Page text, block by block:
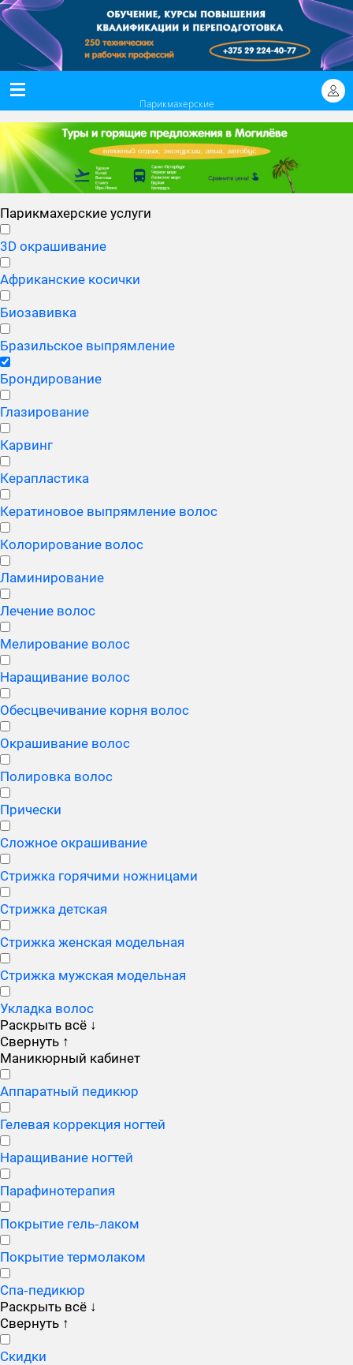
Парикмахерские
Парикмахерские услуги
3D окрашивание
Африканские косички
Биозавивка
Бразильское выпрямление
Брондирование
Глазирование
Карвинг
Керапластика
Кератиновое выпрямление волос
Колорирование волос
Ламинирование
Лечение волос
Мелирование волос
Наращивание волос
Обесцвечивание корня волос
Окрашивание волос
Полировка волос
Прически
Сложное окрашивание
Стрижка горячими ножницами
Стрижка детская
Стрижка женская модельная
Стрижка мужская модельная
Укладка волос
Раскрыть всё ↓
Свернуть ↑
Маникюрный кабинет
Аппаратный педикюр
Гелевая коррекция ногтей
Наращивание ногтей
Парафинотерапия
Покрытие гель‑лаком
Покрытие термолаком
Спа‑педикюр
Раскрыть всё ↓
Свернуть ↑
Скидки